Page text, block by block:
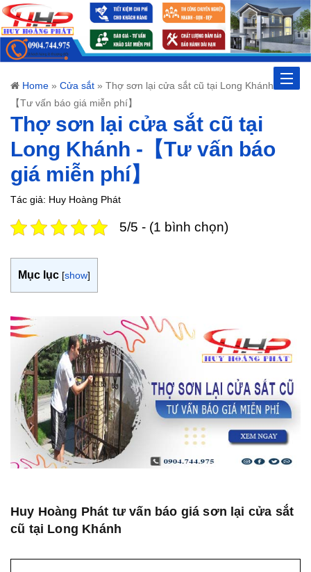
Toggle
Home » Cửa sắt » Thợ sơn lại cửa sắt cũ tại Long Khánh -
【Tư vấn báo giá miễn phí】
Thợ sơn lại cửa sắt cũ tại
Long Khánh -【Tư vấn báo
giá miễn phí】
Tác giả: Huy Hoàng Phát
5/5 - (1 bình chọn)
Mục lục [show]
Huy Hoàng Phát tư vấn báo giá sơn lại cửa sắt
cũ tại Long Khánh